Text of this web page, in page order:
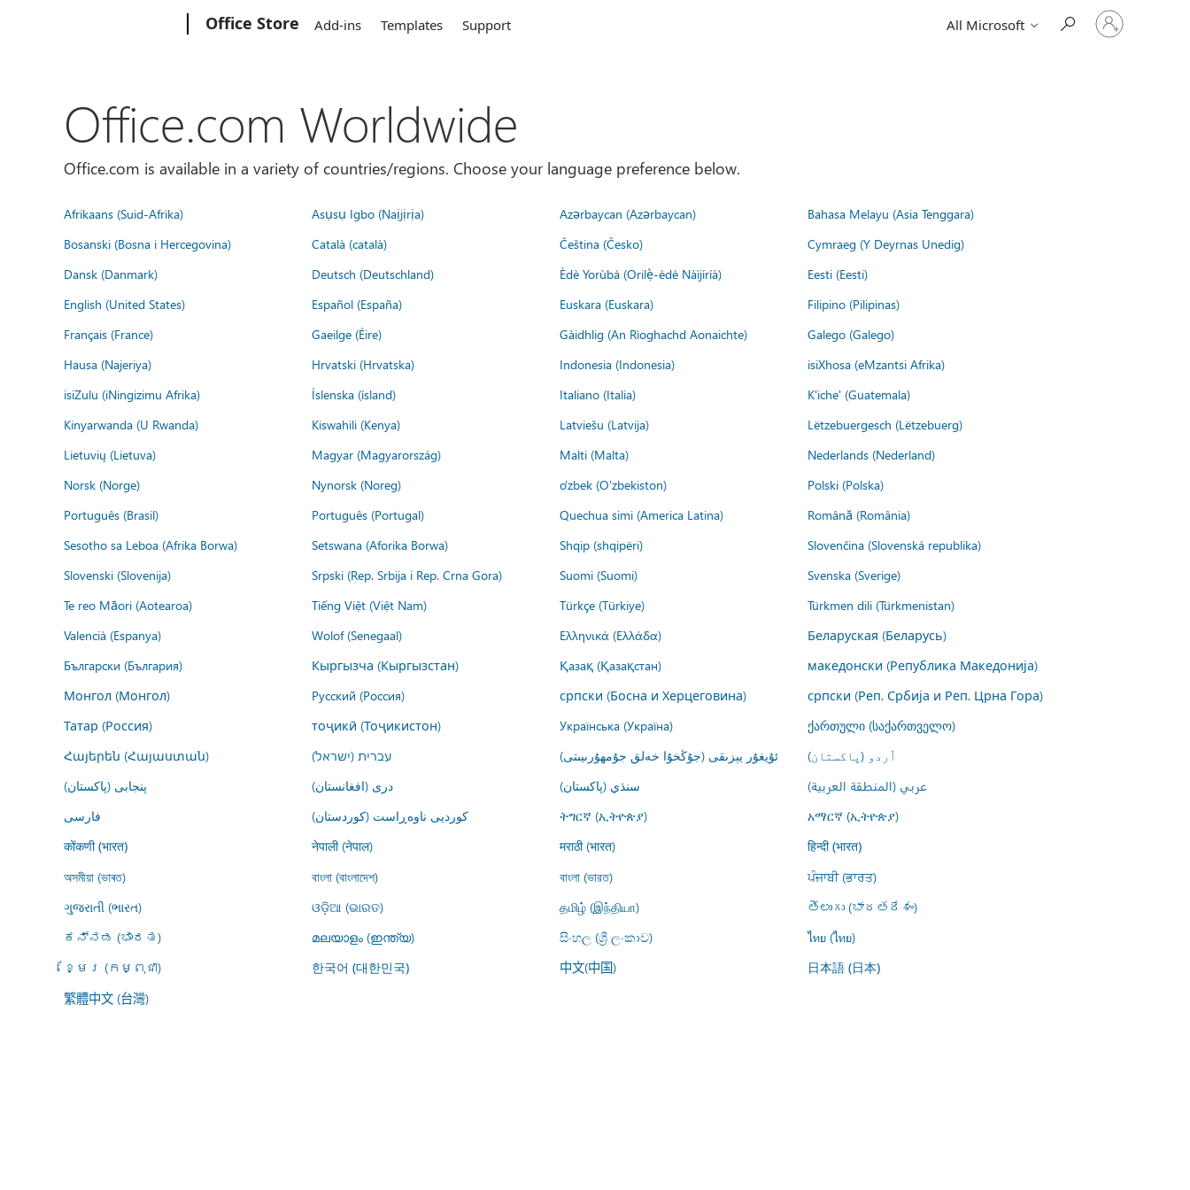
Office Store Add-ins Templates Support All Microsoft
Sign
in
Office.com Worldwide
Office.com is available in a variety of countries/regions. Choose your language preference below.
Afrikaans (Suid-Afrika) Asụsụ Igbo (Naịjịrịa) Azərbaycan (Azərbaycan)
Bahasa Melayu (Asia Tenggara)
Bosanski (Bosna i Hercegovina)
Català (català) Čeština (Česko)
Cymraeg (Y Deyrnas Unedig)
Dansk (Danmark)
Deutsch (Deutschland) Èdè Yorùbá (Orilẹ̀-èdè Nàìjíríà)
Eesti (Eesti)
English (United States)
Español (España) Euskara (Euskara)
Filipino (Pilipinas)
Français (France)
Gaeilge (Éire) Gàidhlig (An Rìoghachd Aonaichte)
Galego (Galego)
Hausa (Najeriya)
Hrvatski (Hrvatska) Indonesia (Indonesia)
isiXhosa (eMzantsi Afrika)
isiZulu (iNingizimu Afrika)
Íslenska (ísland) Italiano (Italia)
K'iche' (Guatemala)
Kinyarwanda (U Rwanda)
Kiswahili (Kenya) Latviešu (Latvija)
Lëtzebuergesch (Lëtzebuerg)
Lietuvių (Lietuva)
Magyar (Magyarország) Malti (Malta)
Nederlands (Nederland)
Norsk (Norge)
Nynorsk (Noreg) o'zbek (O'zbekiston)
Polski (Polska)
Português (Brasil)
Português (Portugal) Quechua simi (America Latina)
Română (România)
Sesotho sa Leboa (Afrika Borwa)
Setswana (Aforika Borwa) Shqip (shqipëri)
Slovenčina (Slovenská republika)
Slovenski (Slovenija)
Srpski (Rep. Srbija i Rep. Crna Gora) Suomi (Suomi)
Svenska (Sverige)
Te reo Māori (Aotearoa)
Tiếng Việt (Việt Nam) Türkçe (Türkiye)
Türkmen dili (Türkmenistan)
Valencià (Espanya)
Wolof (Senegaal) Ελληνικά (Ελλάδα)
Беларуская (Беларусь)
Български (България)
Кыргызча (Кыргызстан) Қазақ (Қазақстан)
македонски (Република Македонија)
Монгол (Монгол)
Русский (Россия) српски (Босна и Херцеговина)
српски (Реп. Србија и Реп. Црна Гора)
Татар (Россия)
тоҷикӣ (Тоҷикистон) Українська (Україна)
ქართული (საქართველო)
Հայերեն (Հայաստան)
עברית (ישראל) ئۇيغۇر يېزىقى (جۇڭخۇا خەلق جۇمھۇرىيىتى)
اُردو (پاکستان)
پنجابی (پاکستان)
درى (افغانستان) سنڌي (پاکستان)
عربي (المنطقة العربية)
فارسى
کوردیی ناوەڕاست (کوردستان) ትግርኛ (ኢትዮጵያ) አማርኛ (ኢትዮጵያ)
कोंकणी (भारत) नेपाली (नेपाल) मराठी (भारत) हिन्दी (भारत)
অসমীয়া (ভাৰত) বাংলা (বাংলাদেশ) বাংলা (ভারত)
ਪੰਜਾਬੀ (ਭਾਰਤ)
ગુજરાતી (ભારત)
ଓଡ଼ିଆ (ଭାରତ) தமிழ் (இந்தியா)
తెలుగు (భారతదేశం)
ಕನ್ನಡ (ಭಾರತ)
മലയാളം (ഇന്ത്യ) සිංහල (ශ්‍රී ලංකාව)
ไทย (ไทย)
ខ្មែរ (កម្ពុជា)
한국어 (대한민국) 中文(中国) 日本語 (日本)
繁體中文 (台灣)